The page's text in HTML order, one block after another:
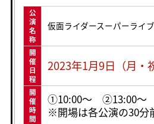
公
演
名
称
仮面ライダースーパーライ
開
催
日
程
2023年1月9日（月・
開
催
時
間
①10:00〜 ②13:00〜
※開場は各公演の30分